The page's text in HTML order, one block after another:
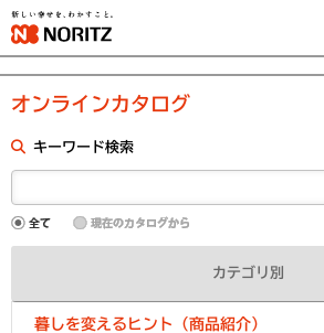
オンラインカタログ
キーワード検索
カテゴリ別
暮しを変えるヒント（商品紹介）